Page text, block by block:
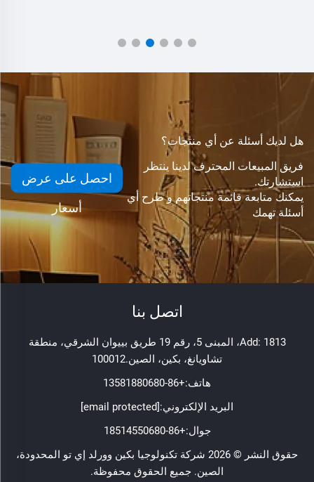
هل لديك أسئلة عن أي منتجات؟
فريق المبيعات المحترف لدينا ينتظر
استشارتك.
يمكنك متابعة قائمة منتجاتهم و طرح أي
أسئلة تهمك
احصل على عرض
أسعار
اتصل بنا
Add: 1813، المبنى 5، رقم 19 طريق بييوان الشرقي، منطقة
تشاويانغ، بكين، الصين.100012
هاتف:+86-13581880680
البريد الإلكتروني:
جوال:+86-18514550680
حقوق النشر © 2026 شركة تكنولوجيا بكين وورلد إي تو المحدودة،
الصين. جميع الحقوق محفوظة.